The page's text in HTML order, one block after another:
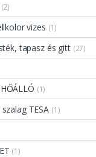
(2)
vizes (1)
tapasz és gitt (27)
(1)
TESA (1)
(1)